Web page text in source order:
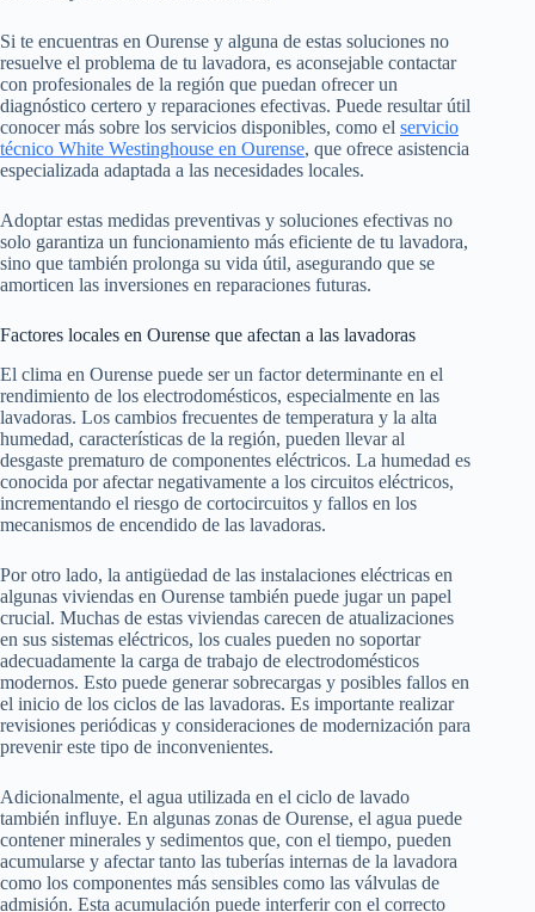
Si te encuentras en Ourense y alguna de estas soluciones no
resuelve el problema de tu lavadora, es aconsejable contactar
con profesionales de la región que puedan ofrecer un
diagnóstico certero y reparaciones efectivas. Puede resultar útil
conocer más sobre los servicios disponibles, como el servicio
técnico White Westinghouse en Ourense, que ofrece asistencia
especializada adaptada a las necesidades locales.
Adoptar estas medidas preventivas y soluciones efectivas no
solo garantiza un funcionamiento más eficiente de tu lavadora,
sino que también prolonga su vida útil, asegurando que se
amorticen las inversiones en reparaciones futuras.
Factores locales en Ourense que afectan a las lavadoras
El clima en Ourense puede ser un factor determinante en el
rendimiento de los electrodomésticos, especialmente en las
lavadoras. Los cambios frecuentes de temperatura y la alta
humedad, características de la región, pueden llevar al
desgaste prematuro de componentes eléctricos. La humedad es
conocida por afectar negativamente a los circuitos eléctricos,
incrementando el riesgo de cortocircuitos y fallos en los
mecanismos de encendido de las lavadoras.
Por otro lado, la antigüedad de las instalaciones eléctricas en
algunas viviendas en Ourense también puede jugar un papel
crucial. Muchas de estas viviendas carecen de atualizaciones
en sus sistemas eléctricos, los cuales pueden no soportar
adecuadamente la carga de trabajo de electrodomésticos
modernos. Esto puede generar sobrecargas y posibles fallos en
el inicio de los ciclos de las lavadoras. Es importante realizar
revisiones periódicas y consideraciones de modernización para
prevenir este tipo de inconvenientes.
Adicionalmente, el agua utilizada en el ciclo de lavado
también influye. En algunas zonas de Ourense, el agua puede
contener minerales y sedimentos que, con el tiempo, pueden
acumularse y afectar tanto las tuberías internas de la lavadora
como los componentes más sensibles como las válvulas de
admisión. Esta acumulación puede interferir con el correcto